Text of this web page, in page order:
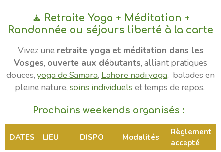
🧘 Retraite Yoga + Méditation +
Randonnée ou séjours liberté à la carte
Vivez une retraite yoga et méditation dans les
Vosges, ouverte aux débutants, alliant pratiques
douces, yoga de Samara, Lahore nadi yoga, balades en
pleine nature, soins individuels et temps de repos.
Prochains weekends organisés :
DATES LIEU DISPO Modalités
Règlement
accepté